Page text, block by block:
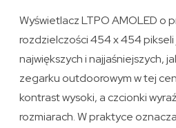
Wyświetlacz LTPO AMOLED o
rozdzielczości 454 x 454
największych i najjaśniejszych,
zegarku outdoorowym w tej
kontrast wysoki, a czcionki
rozmiarach. W praktyce